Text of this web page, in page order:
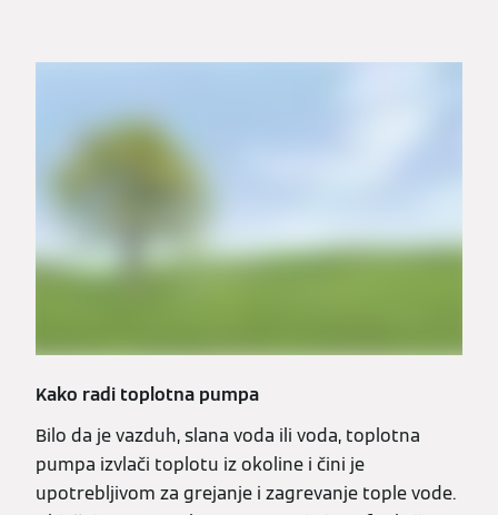
Kako radi toplotna pumpa
Bilo da je vazduh, slana voda ili voda, toplotna
pumpa izvlači toplotu iz okoline i čini je
upotrebljivom za grejanje i zagrevanje tople vode.